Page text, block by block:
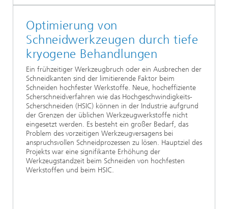
Optimierung von
Schneidwerkzeugen durch tiefe
kryogene Behandlungen
Ein frühzeitiger Werkzeugbruch oder ein Ausbrechen der
Schneidkanten sind der limitierende Faktor beim
Schneiden hochfester Werkstoffe. Neue, hocheffiziente
Scherschneidverfahren wie das Hochgeschwindigkeits-
Scherschneiden (HSIC) können in der Industrie aufgrund
der Grenzen der üblichen Werkzeugwerkstoffe nicht
eingesetzt werden. Es besteht ein großer Bedarf, das
Problem des vorzeitigen Werkzeugversagens bei
anspruchsvollen Schneidprozessen zu lösen. Hauptziel des
Projekts war eine signifikante Erhöhung der
Werkzeugstandzeit beim Schneiden von hochfesten
Werkstoffen und beim HSIC.